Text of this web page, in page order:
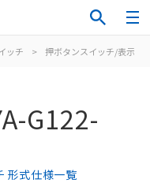
ッチ > 押ボタンスイッチ/表示灯
G122-
形式仕様一覧